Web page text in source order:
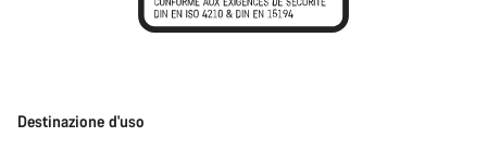
Destinazione d'uso